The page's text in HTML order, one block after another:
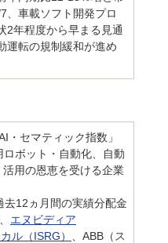
、車載ソフト開発プロ
2年程度から早まる見通
運転の規制緩和が進め
・セマティック指数」
ボット・自動化、自動
用の恩恵を受ける企業
12ヵ月間の実績分配金
エヌビディア
ル（ISRG）
、ABB（ス